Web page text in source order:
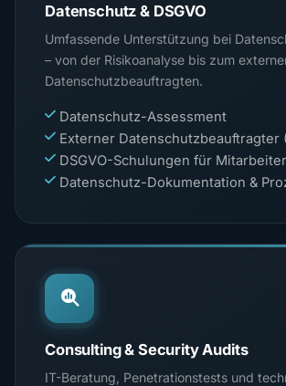
Datenschutz & DSGVO
Umfassende Unterstützung bei
– von der Risikoanalyse bis zum
Datenschutzbeauftragten.
Datenschutz-Assessment
Externer Datenschutzbeauftragter
DSGVO-Schulungen für Mitarbeiter
Datenschutz-Dokumentation &
Consulting & Security Audits
IT-Beratung, Penetrationstests und